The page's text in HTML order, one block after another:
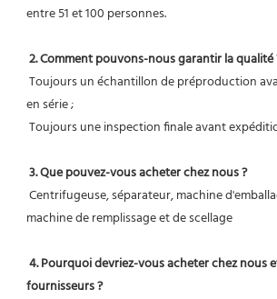
entre 51 et 100 personnes.
2. Comment pouvons-nous garantir la qualité
en série ;
Toujours une inspection finale avant
3. Que pouvez-vous acheter chez nous ?
machine de remplissage et de scellage
4. Pourquoi devriez-vous acheter chez nous
fournisseurs ?